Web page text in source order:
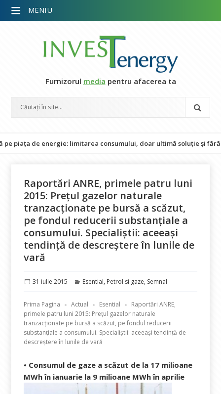
Furnizorul media pentru afacerea ta
de energie: limitarea consumului, doar ultimă soluție și fără
Raportări ANRE, primele patru luni
2015: Prețul gazelor naturale
tranzacționate pe bursă a scăzut,
pe fondul reducerii substanțiale a
consumului. Specialiștii: aceeași
tendință de descreștere în lunile de
vară
Publicat
31 iulie 2015 Categorii
Esential, Petrol si gaze, Semnal
Prima Pagina Actual Esential
Raportări ANRE,
primele patru luni 2015: Prețul gazelor naturale
tranzacționate pe bursă a scăzut, pe fondul reducerii
substanțiale a consumului. Specialiștii: aceeași tendință de
descreștere în lunile de vară
• Consumul de gaze a scăzut de la 17 milioane
MWh în ianuarie la 9 milioane MWh în aprilie
MENIU